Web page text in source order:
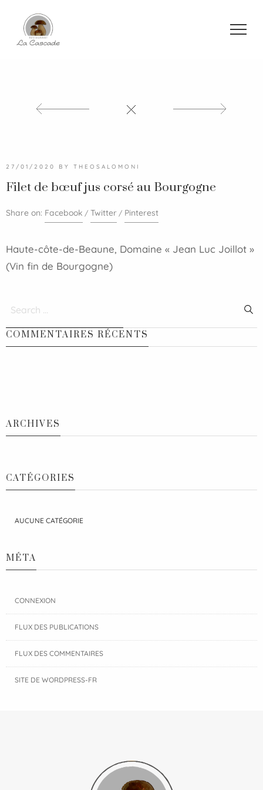
27/01/2020 BY THEOSALOMONI
Filet de bœuf jus corsé au Bourgogne
Share on: Facebook Twitter Pinterest
Haute-côte-de-Beaune, Domaine « Jean Luc Joillot »
(Vin fin de Bourgogne)
COMMENTAIRES RÉCENTS
ARCHIVES
CATÉGORIES
AUCUNE CATÉGORIE
MÉTA
CONNEXION
FLUX DES PUBLICATIONS
FLUX DES COMMENTAIRES
SITE DE WORDPRESS-FR